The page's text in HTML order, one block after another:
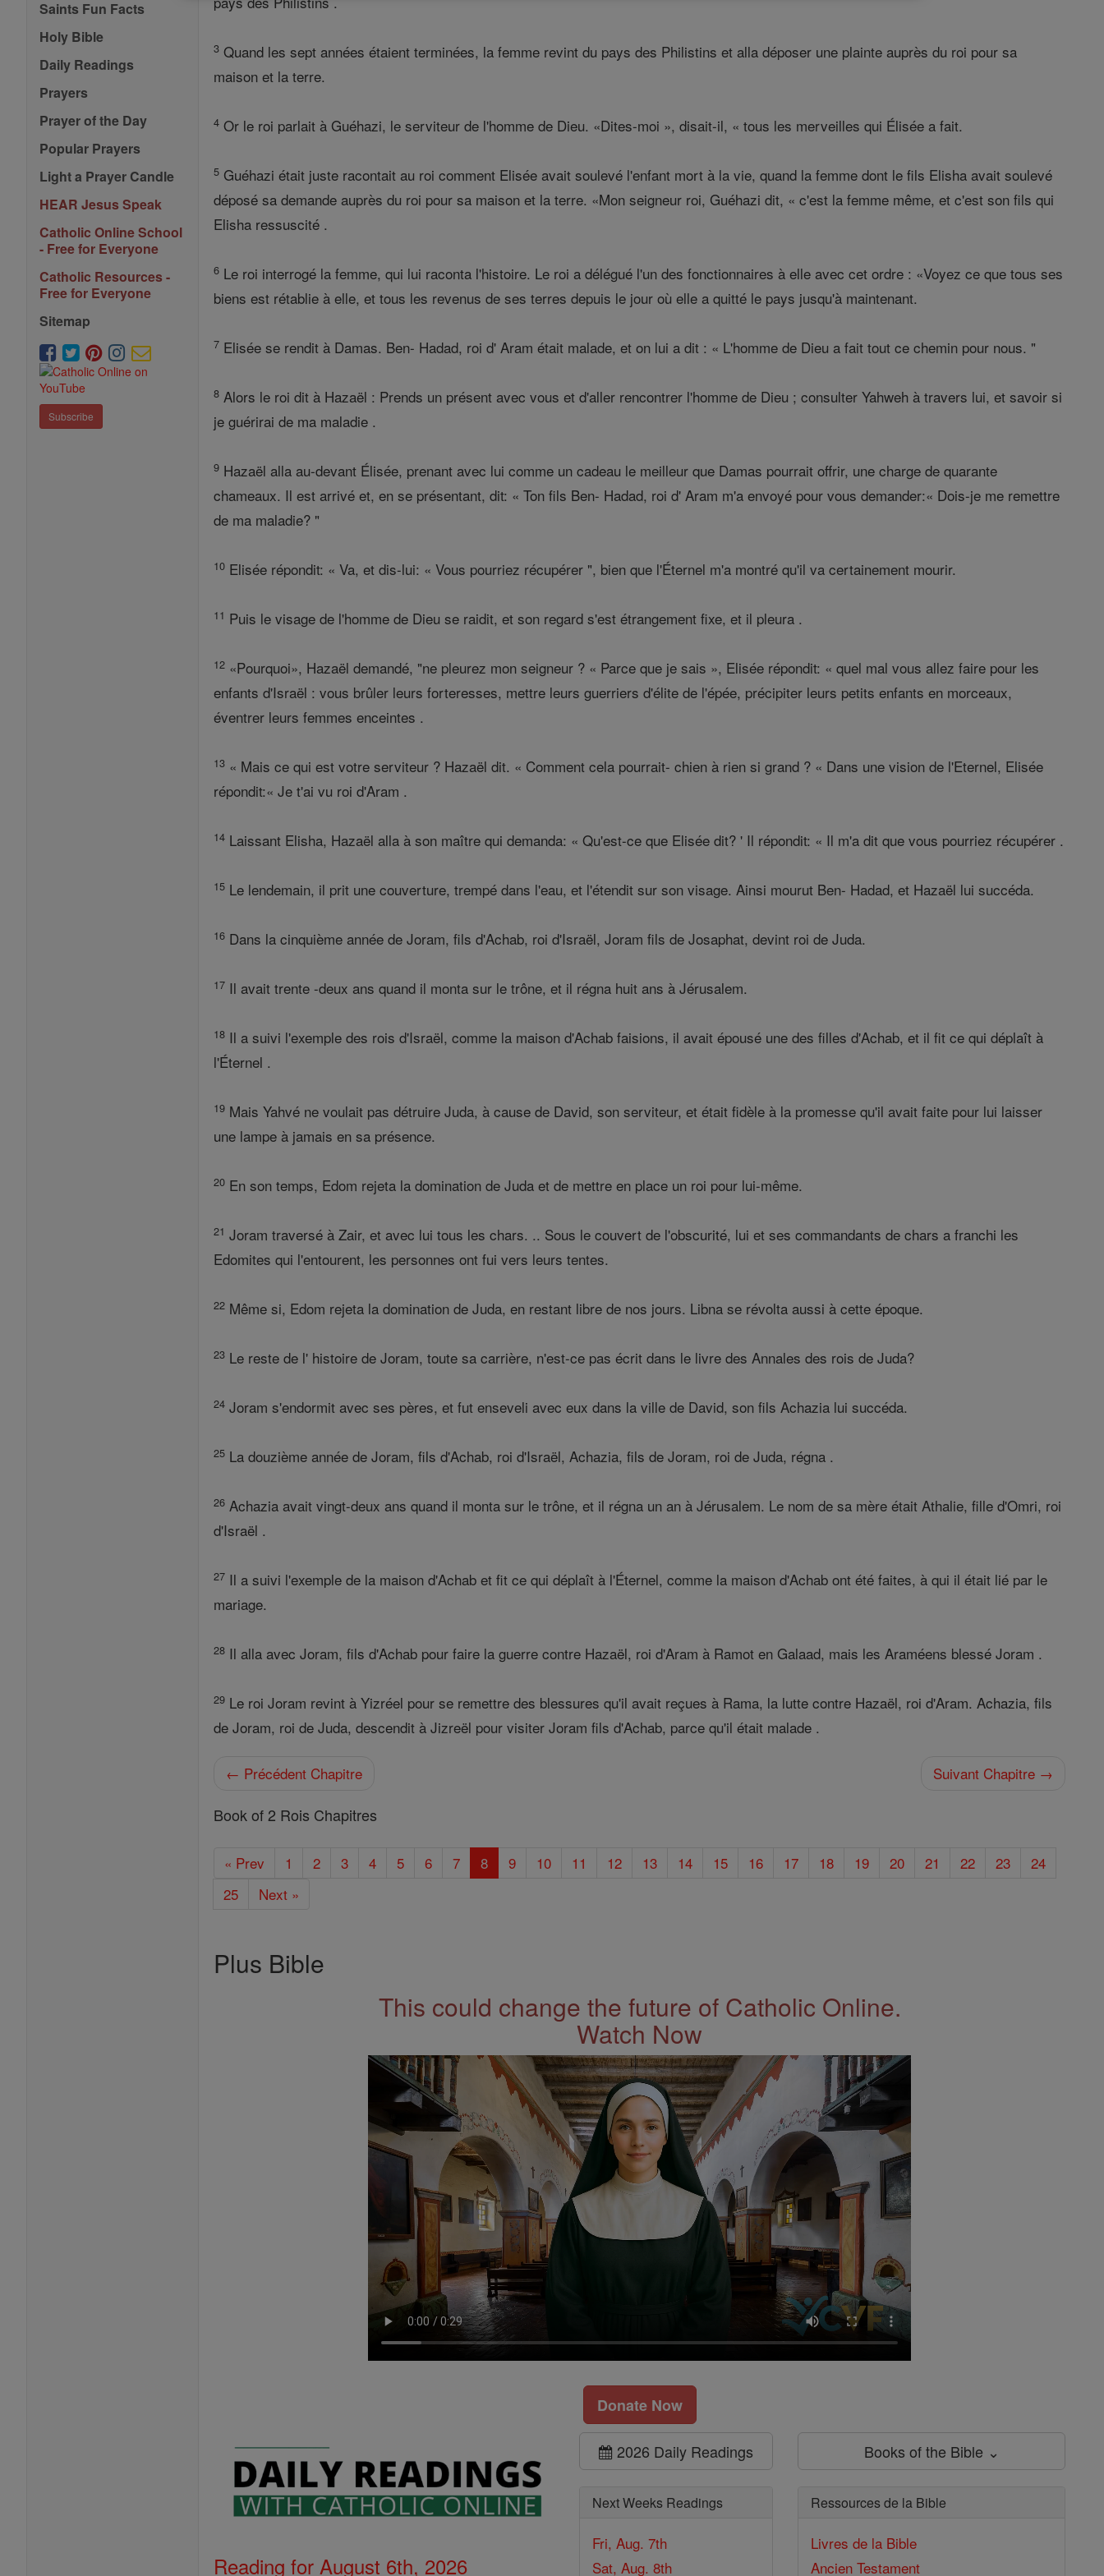
Saints Fun Facts
Holy Bible
Daily Readings
Prayers
Prayer of the Day
Popular Prayers
Light a Prayer Candle
HEAR Jesus Speak
Catholic Online School
- Free for Everyone
Catholic Resources -
Free for Everyone
Sitemap
Subscribe
3 Quand les sept années étaient terminées, la femme revint du pays des Philistins et alla déposer une plainte auprès du roi pour sa
maison et la terre.
4 Or le roi parlait à Guéhazi, le serviteur de l'homme de Dieu. «Dites-moi », disait-il, « tous les merveilles qui Élisée a fait.
5 Guéhazi était juste racontait au roi comment Elisée avait soulevé l'enfant mort à la vie, quand la femme dont le fils Elisha avait soulevé
déposé sa demande auprès du roi pour sa maison et la terre. «Mon seigneur roi, Guéhazi dit, « c'est la femme même, et c'est son fils qui
Elisha ressuscité .
6 Le roi interrogé la femme, qui lui raconta l'histoire. Le roi a délégué l'un des fonctionnaires à elle avec cet ordre : «Voyez ce que tous ses
biens est rétablie à elle, et tous les revenus de ses terres depuis le jour où elle a quitté le pays jusqu'à maintenant.
7 Elisée se rendit à Damas. Ben- Hadad, roi d' Aram était malade, et on lui a dit : « L'homme de Dieu a fait tout ce chemin pour nous. "
8 Alors le roi dit à Hazaël : Prends un présent avec vous et d'aller rencontrer l'homme de Dieu ; consulter Yahweh à travers lui, et savoir si
je guérirai de ma maladie .
9 Hazaël alla au-devant Élisée, prenant avec lui comme un cadeau le meilleur que Damas pourrait offrir, une charge de quarante
chameaux. Il est arrivé et, en se présentant, dit: « Ton fils Ben- Hadad, roi d' Aram m'a envoyé pour vous demander:« Dois-je me remettre
de ma maladie? "
10 Elisée répondit: « Va, et dis-lui: « Vous pourriez récupérer ", bien que l'Éternel m'a montré qu'il va certainement mourir.
11 Puis le visage de l'homme de Dieu se raidit, et son regard s'est étrangement fixe, et il pleura .
12 «Pourquoi», Hazaël demandé, "ne pleurez mon seigneur ? « Parce que je sais », Elisée répondit: « quel mal vous allez faire pour les
enfants d'Israël : vous brûler leurs forteresses, mettre leurs guerriers d'élite de l'épée, précipiter leurs petits enfants en morceaux,
éventrer leurs femmes enceintes .
13 « Mais ce qui est votre serviteur ? Hazaël dit. « Comment cela pourrait- chien à rien si grand ? « Dans une vision de l'Eternel, Elisée
répondit:« Je t'ai vu roi d'Aram .
14 Laissant Elisha, Hazaël alla à son maître qui demanda: « Qu'est-ce que Elisée dit? ' Il répondit: « Il m'a dit que vous pourriez récupérer .
15 Le lendemain, il prit une couverture, trempé dans l'eau, et l'étendit sur son visage. Ainsi mourut Ben- Hadad, et Hazaël lui succéda.
16 Dans la cinquième année de Joram, fils d'Achab, roi d'Israël, Joram fils de Josaphat, devint roi de Juda.
17 Il avait trente -deux ans quand il monta sur le trône, et il régna huit ans à Jérusalem.
18 Il a suivi l'exemple des rois d'Israël, comme la maison d'Achab faisions, il avait épousé une des filles d'Achab, et il fit ce qui déplaît à
l'Éternel .
19 Mais Yahvé ne voulait pas détruire Juda, à cause de David, son serviteur, et était fidèle à la promesse qu'il avait faite pour lui laisser
une lampe à jamais en sa présence.
20 En son temps, Edom rejeta la domination de Juda et de mettre en place un roi pour lui-même.
21 Joram traversé à Zair, et avec lui tous les chars. .. Sous le couvert de l'obscurité, lui et ses commandants de chars a franchi les
Edomites qui l'entourent, les personnes ont fui vers leurs tentes.
22 Même si, Edom rejeta la domination de Juda, en restant libre de nos jours. Libna se révolta aussi à cette époque.
23 Le reste de l' histoire de Joram, toute sa carrière, n'est-ce pas écrit dans le livre des Annales des rois de Juda?
24 Joram s'endormit avec ses pères, et fut enseveli avec eux dans la ville de David, son fils Achazia lui succéda.
25 La douzième année de Joram, fils d'Achab, roi d'Israël, Achazia, fils de Joram, roi de Juda, régna .
26 Achazia avait vingt-deux ans quand il monta sur le trône, et il régna un an à Jérusalem. Le nom de sa mère était Athalie, fille d'Omri, roi
d'Israël .
27 Il a suivi l'exemple de la maison d'Achab et fit ce qui déplaît à l'Éternel, comme la maison d'Achab ont été faites, à qui il était lié par le
mariage.
28 Il alla avec Joram, fils d'Achab pour faire la guerre contre Hazaël, roi d'Aram à Ramot en Galaad, mais les Araméens blessé Joram .
29 Le roi Joram revint à Yizréel pour se remettre des blessures qu'il avait reçues à Rama, la lutte contre Hazaël, roi d'Aram. Achazia, fils
de Joram, roi de Juda, descendit à Jizreël pour visiter Joram fils d'Achab, parce qu'il était malade .
← Précédent Chapitre Suivant Chapitre →
Book of 2 Rois Chapitres
« Prev 1 2 3 4 5 6 7 8 9 10 11 12 13 14 15 16 17 18 19 20 21 22 23
24
25
Next »
Plus Bible
This could change the future of Catholic Online.
Watch Now
Donate Now
Reading for August 6th, 2026
2026 Daily Readings
Next Weeks Readings
Fri, Aug. 7th
Sat, Aug. 8th
Books of the Bible ⌄
Ressources de la Bible
Livres de la Bible
Ancien Testament